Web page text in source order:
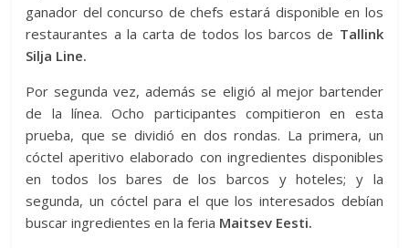
ganador del concurso de chefs estará disponible en los
restaurantes a la carta de todos los barcos de Tallink
Silja Line.
Por segunda vez, además se eligió al mejor bartender
de la línea. Ocho participantes compitieron en esta
prueba, que se dividió en dos rondas. La primera, un
cóctel aperitivo elaborado con ingredientes disponibles
en todos los bares de los barcos y hoteles; y la
segunda, un cóctel para el que los interesados debían
buscar ingredientes en la feria Maitsev Eesti.